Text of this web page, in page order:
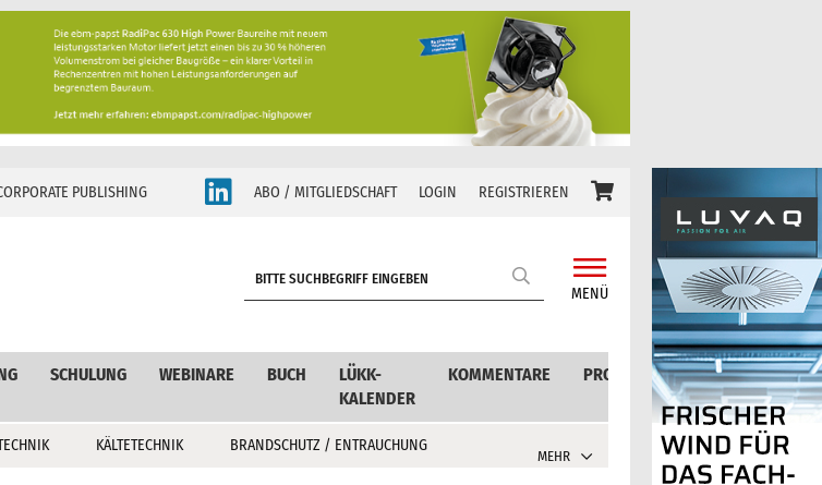
PUBLISHING ABO / MITGLIEDSCHAFT LOGIN REGISTRIEREN
MENÜ
SCHULUNG WEBINARE BUCH
LÜKK-
KALENDER
KOMMENTARE PRODUKTE
KÄLTETECHNIK BRANDSCHUTZ / ENTRAUCHUNG
MEHR